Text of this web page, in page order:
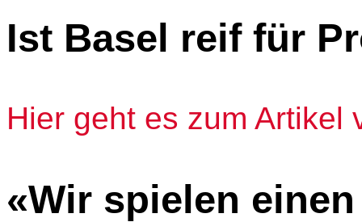
Ist Basel reif für
Hier geht es zum Artikel
«Wir spielen